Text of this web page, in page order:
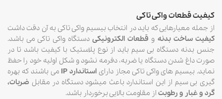
کیفیت قطعات واکی تاکی
از جمله معیارهایی که باید در انتخاب بیسیم واکی تاکی به آن دقت داشت
کیفیت ساخت بدنه و قطعات الکترونیکی دستگاه واکی تاکی می باشد.
جنس بدنه دستگاه بی سیم باید از نوع پلاستیک با کیفیت باشد تا در
صورت داغ شدن دستگاه یا ضربه، دفرمه نشود و شکل اولیه خود را حفظ
نماید. بیسیم های واکی تاکی مجاز دارای استاندارد IP
می باشند که بهره
گیری بی سیم از این استاندارد باعث میشود دستگاه در مقابل ضربات،
گرد و غبار و رطوبت از مقاومت بالایی برخوردار باشد.